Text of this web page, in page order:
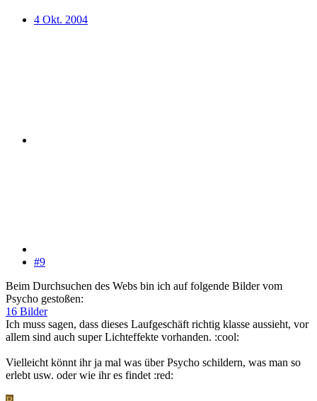
4 Okt. 2004
#9
Beim Durchsuchen des Webs bin ich auf folgende Bilder vom
Psycho gestoßen:
16 Bilder
Ich muss sagen, dass dieses Laufgeschäft richtig klasse aussieht, vor
allem sind auch super Lichteffekte vorhanden. :cool:
Vielleicht könnt ihr ja mal was über Psycho schildern, was man so
erlebt usw. oder wie ihr es findet :red: